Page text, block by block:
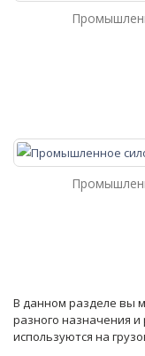
В данном разделе вы
разного назначения
используются на